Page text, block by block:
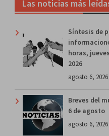
Las noticias más
Síntesis de
horas,
2026
agosto 6, 2026
Breves del
6 de agosto
agosto 6, 2026